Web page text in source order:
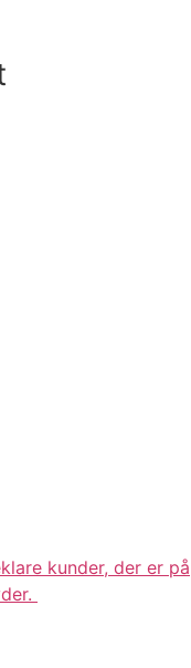
kunder, der er på